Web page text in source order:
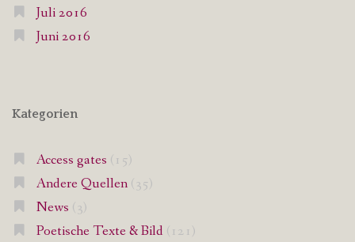
Juli 2016
Juni 2016
Kategorien
Access gates (15)
Andere Quellen(35)
News (3)
Poetische Texte & Bild (121)